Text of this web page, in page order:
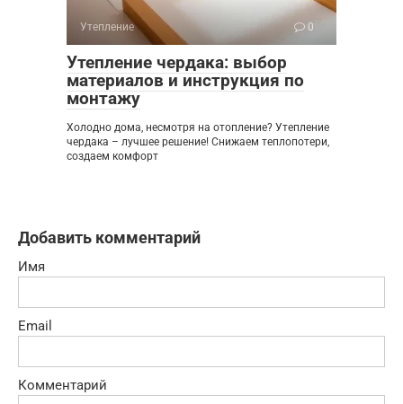
Утепление 0
Утепление чердака: выбор
материалов и инструкция по
монтажу
Холодно дома, несмотря на отопление? Утепление
чердака – лучшее решение! Снижаем теплопотери,
создаем комфорт
Добавить комментарий
Имя
Email
Комментарий